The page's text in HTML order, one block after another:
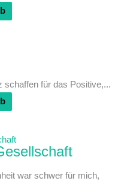
schaffen für das Positive,...
war schwer für mich,